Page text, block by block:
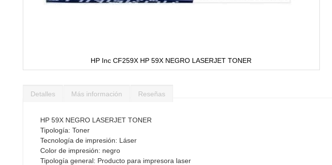
HP Inc CF259X HP 59X NEGRO LASERJET TONER
comienzo
galería
imágenes
Detalles
HP 59X NEGRO LASERJET TONER
Tipología: Toner
Tecnología de impresión: Láser
Color de impresión: negro
Tipología general: Producto para impresora laser
Más información Reseñas